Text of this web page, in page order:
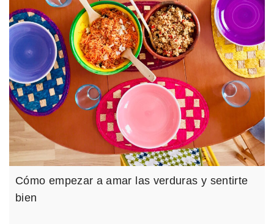
Cómo empezar a amar las verduras y sentirte
bien